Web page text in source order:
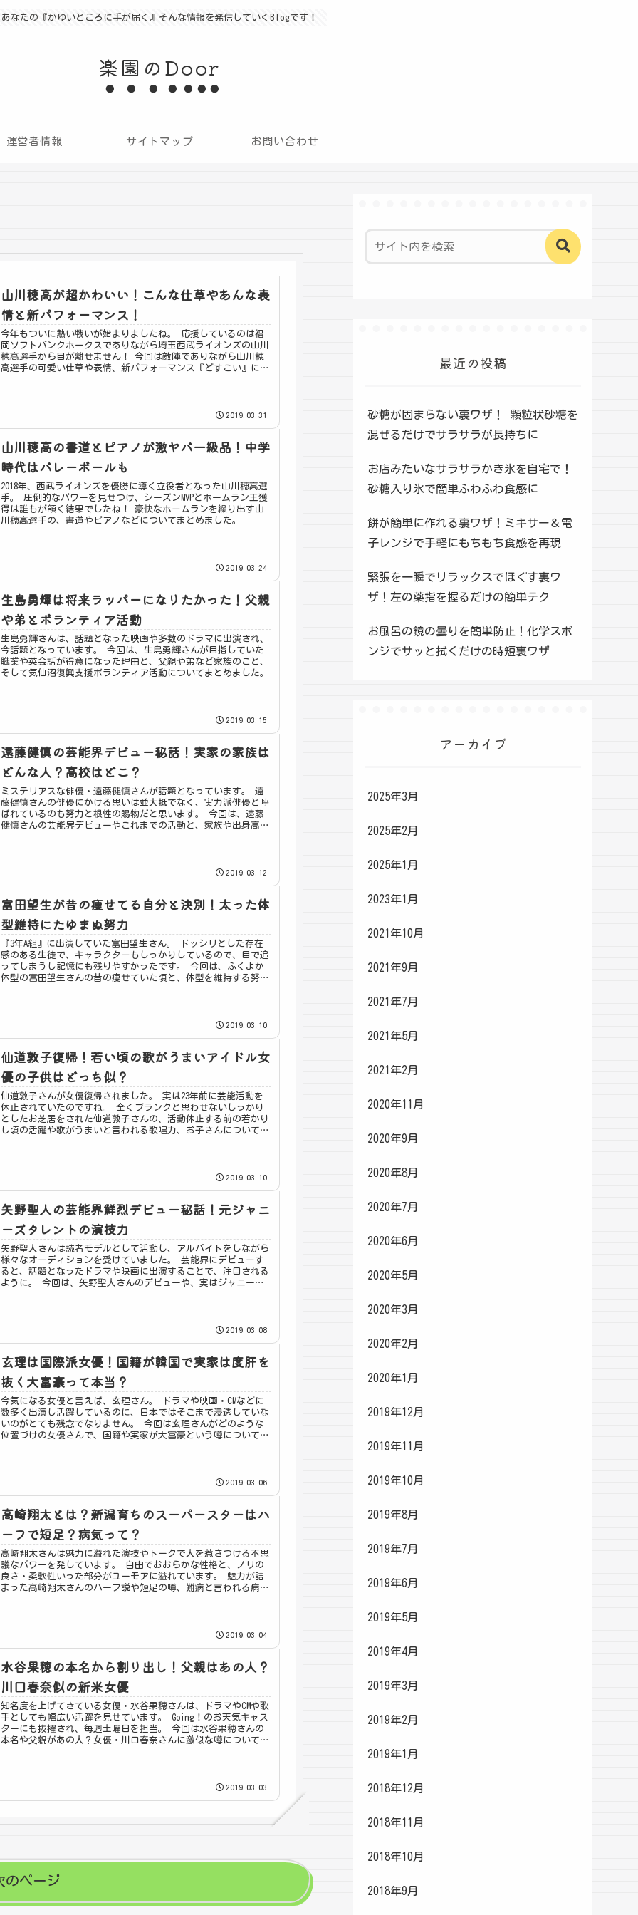
あなたの『かゆいところに手が届く』そんな情報を発信していくBlogです！
楽園のDoor
運営者情報 サイトマップ お問い合わせ
山川穂高が超かわいい！こんな仕草やあんな表
情と新パフォーマンス！
今年もついに熱い戦いが始まりましたね。 応援しているのは福
岡ソフトバンクホークスでありながら埼玉西武ライオンズの山川
穂高選手から目が離せません！ 今回は敵陣でありながら山川穂
高選手の可愛い仕草や表情、新パフォーマンス『どすこい』につ
2019.03.31
山川穂高の書道とピアノが激ヤバ一級品！中学
時代はバレーボールも
2018年、西武ライオンズを優勝に導く立役者となった山川穂高選
手。 圧倒的なパワーを見せつけ、シーズンMVPとホームラン王獲
得は誰もが頷く結果でしたね！ 豪快なホームランを繰り出す山
川穂高選手の、書道やピアノなどについてまとめました。
2019.03.24
生島勇輝は将来ラッパーになりたかった！父親
や弟とボランティア活動
生島勇輝さんは、話題となった映画や多数のドラマに出演され、
今話題となっています。 今回は、生島勇輝さんが目指していた
職業や英会話が得意になった理由と、父親や弟など家族のこと、
そして気仙沼復興支援ボランティア活動についてまとめました。
2019.03.15
遠藤健慎の芸能界デビュー秘話！実家の家族は
どんな人？高校はどこ？
ミステリアスな俳優・遠藤健慎さんが話題となっています。 遠
藤健慎さんの俳優にかける思いは並大抵でなく、実力派俳優と呼
ばれているのも努力と根性の賜物だと思います。 今回は、遠藤
健慎さんの芸能界デビューやこれまでの活動と、家族や出身高校
2019.03.12
富田望生が昔の痩せてる自分と決別！太った体
型維持にたゆまぬ努力
『3年A組』に出演していた富田望生さん。 ドッシリとした存在
感のある生徒で、キャラクターもしっかりしているので、目で追
ってしまうし記憶にも残りやすかったです。 今回は、ふくよか
体型の富田望生さんの昔の痩せていた頃と、体型を維持する努力
2019.03.10
仙道敦子復帰！若い頃の歌がうまいアイドル女
優の子供はどっち似？
仙道敦子さんが女優復帰されました。 実は23年前に芸能活動を
休止されていたのですね。 全くブランクと思わせないしっかり
としたお芝居をされた仙道敦子さんの、活動休止する前の若かり
し頃の活躍や歌がうまいと言われる歌唱力、お子さんについてま
2019.03.10
矢野聖人の芸能界鮮烈デビュー秘話！元ジャニ
ーズタレントの演技力
矢野聖人さんは読者モデルとして活動し、アルバイトをしながら
様々なオーディションを受けていました。 芸能界にデビューす
ると、話題となったドラマや映画に出演することで、注目される
ように。 今回は、矢野聖人さんのデビューや、実はジャニーズ
2019.03.08
玄理は国際派女優！国籍が韓国で実家は度肝を
抜く大富豪って本当？
今気になる女優と言えば、玄理さん。 ドラマや映画・CMなどに
数多く出演し活躍しているのに、日本ではそこまで浸透していな
いのがとても残念でなりません。 今回は玄理さんがどのような
位置づけの女優さんで、国籍や実家が大富豪という噂についてま
2019.03.06
高崎翔太とは？新潟育ちのスーパースターはハ
ーフで短足？病気って？
高崎翔太さんは魅力に溢れた演技やトークで人を惹きつける不思
議なパワーを発しています。 自由でおおらかな性格と、ノリの
良さ・柔軟性いった部分がユーモアに溢れています。 魅力が詰
まった高崎翔太さんのハーフ説や短足の噂、難病と言われる病気
2019.03.04
水谷果穂の本名から割り出し！父親はあの人？
川口春奈似の新米女優
知名度を上げてきている女優・水谷果穂さんは、ドラマやCMや歌
手としても幅広い活躍を見せています。 Going！のお天気キャス
ターにも抜擢され、毎週土曜日を担当。 今回は水谷果穂さんの
本名や父親があの人？女優・川口春奈さんに激似な噂についてま
2019.03.03
のページ
最近の投稿
砂糖が固まらない裏ワザ！ 顆粒状砂糖を
混ぜるだけでサラサラが長持ちに
お店みたいなサラサラかき氷を自宅で！
砂糖入り氷で簡単ふわふわ食感に
餅が簡単に作れる裏ワザ！ミキサー＆電
子レンジで手軽にもちもち食感を再現
緊張を一瞬でリラックスでほぐす裏ワ
ザ！左の薬指を握るだけの簡単テク
お風呂の鏡の曇りを簡単防止！化学スポ
ンジでサッと拭くだけの時短裏ワザ
アーカイブ
2025年3月
2025年2月
2025年1月
2023年1月
2021年10月
2021年9月
2021年7月
2021年5月
2021年2月
2020年11月
2020年9月
2020年8月
2020年7月
2020年6月
2020年5月
2020年3月
2020年2月
2020年1月
2019年12月
2019年11月
2019年10月
2019年8月
2019年7月
2019年6月
2019年5月
2019年4月
2019年3月
2019年2月
2019年1月
2018年12月
2018年11月
2018年10月
2018年9月